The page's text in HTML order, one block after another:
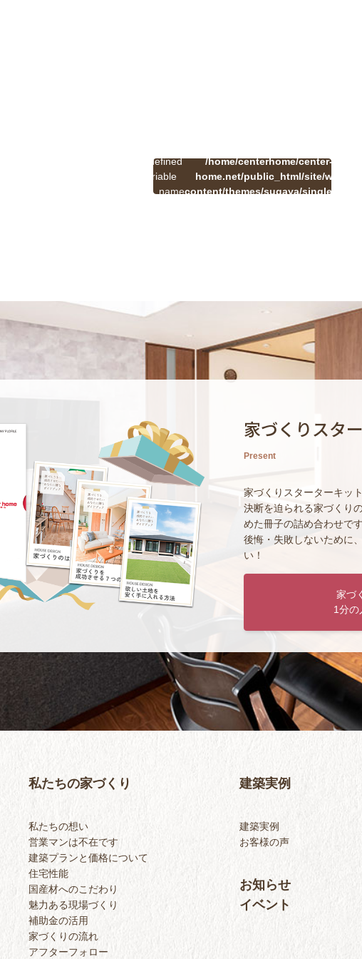
Undefined
variable
$cat_name
/home/centerhome/center-
home.net/public_html/site/wp-
content/themes/sugaya/single.php
家づくりスタ
Present
家づくりスターターキッ
決断を迫られる家づくり
めた冊子の詰め合わせです
後悔・失敗しないために
い！
家づ
1分の
私たちの家づくり
私たちの想い
営業マンは不在です
建築プランと価格について
住宅性能
国産材へのこだわり
魅力ある現場づくり
補助金の活用
家づくりの流れ
アフターフォロー
建築実例
建築実例
お客様の声
お知らせ
イベント